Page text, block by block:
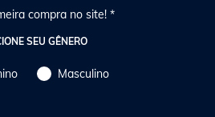
compra no site! *
SEU GÊNERO
Masculino